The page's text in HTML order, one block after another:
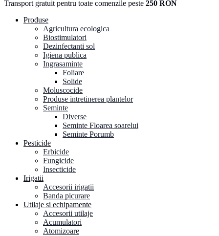
Transport gratuit pentru toate comenzile peste 250 RON
Produse
Agricultura ecologica
Biostimulatori
Dezinfectanti sol
Igiena publica
Ingrasaminte
Foliare
Solide
Moluscocide
Produse intretinerea plantelor
Seminte
Diverse
Seminte Floarea soarelui
Seminte Porumb
Pesticide
Erbicide
Fungicide
Insecticide
Irigatii
Accesorii irigatii
Banda picurare
Utilaje si echipamente
Accesorii utilaje
Acumulatori
Atomizoare